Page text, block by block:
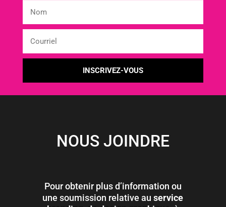
NOUS JOINDRE
Pour obtenir plus d’information ou
une soumission relative auservice